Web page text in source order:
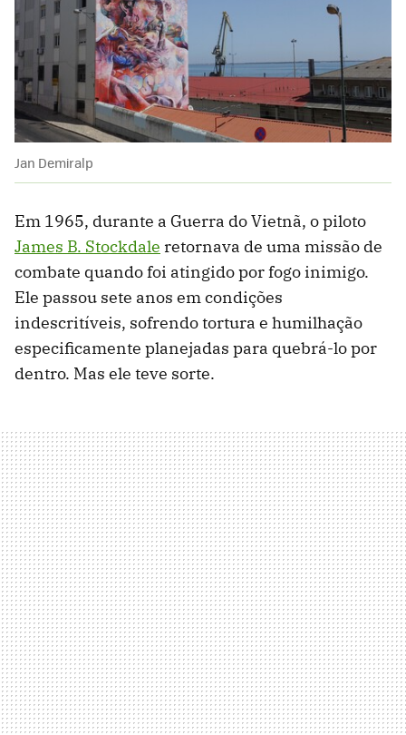
Jan Demiralp
Em 1965, durante a Guerra do Vietnã, o piloto
James B. Stockdale retornava de uma missão de
combate quando foi atingido por fogo inimigo.
Ele passou sete anos em condições
indescritíveis, sofrendo tortura e humilhação
especificamente planejadas para quebrá-lo por
dentro. Mas ele teve sorte.